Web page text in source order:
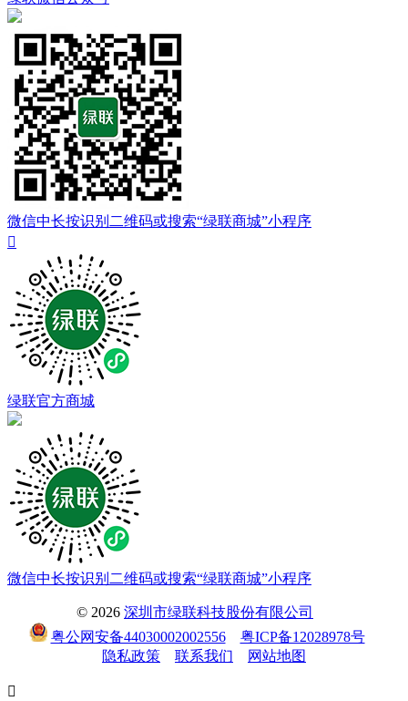
微信中长按识别二维码或搜索“绿联商城”小程序

绿联官方商城
微信中长按识别二维码或搜索“绿联商城”小程序
© 2026 深圳市绿联科技股份有限公司
粤公网安备44030002002556
粤ICP备12028978号
隐私政策
联系我们 网站地图
